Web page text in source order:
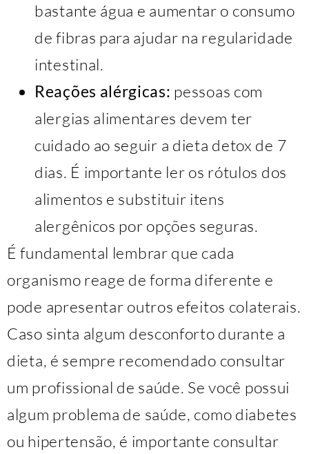
bastante água e aumentar o consumo
de fibras para ajudar na regularidade
intestinal.
Reações alérgicas: pessoas com
alergias alimentares devem ter
cuidado ao seguir a dieta detox de 7
dias. É importante ler os rótulos dos
alimentos e substituir itens
alergênicos por opções seguras.
É fundamental lembrar que cada
organismo reage de forma diferente e
pode apresentar outros efeitos colaterais.
Caso sinta algum desconforto durante a
dieta, é sempre recomendado consultar
um profissional de saúde. Se você possui
algum problema de saúde, como diabetes
ou hipertensão, é importante consultar